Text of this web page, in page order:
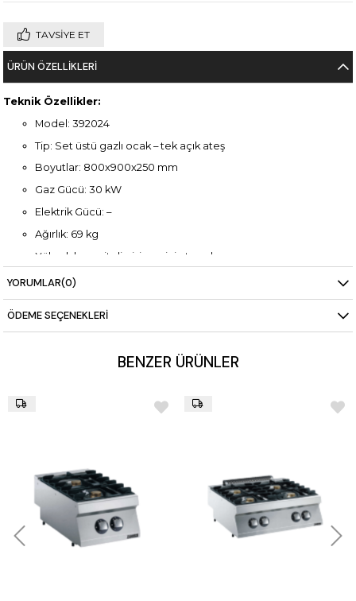
TAVSIYE ET
ÜRÜN ÖZELLIKLERI
Teknik Özellikler:
Model: 392024
Tip: Set üstü gazlı ocak – tek açık ateş
Boyutlar: 800x900x250 mm
Gaz Gücü: 30 kW
Elektrik Gücü: –
Ağırlık: 69 kg
Yüksek kapasiteli pişirme için tasarlanmış
Paslanmaz çelik gövde
Ergonomik kullanım
YORUMLAR(0)
ÖDEME SEÇENEKLERI
BENZER ÜRÜNLER